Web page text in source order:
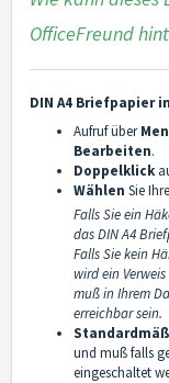
OfficeFreund
DIN A4 Briefpapier
Aufruf über
Bearbeiten.
Doppelklick
Wählen Sie Ihre
Falls Sie ein
das DIN A4
Falls Sie kein
wird ein
muß in Ihrem
erreichbar sein.
und muß falls
eingeschaltet